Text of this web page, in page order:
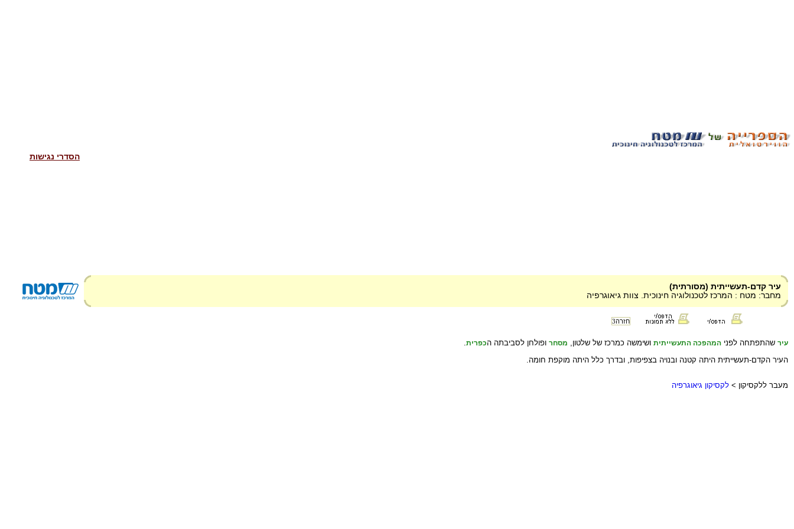
הסדרי נגישות
עיר קדם-תעשייתית (מסורתית)
מחבר: מטח : המרכז לטכנולוגיה חינוכית. צוות גיאוגרפיה
חזרה3
עיר שהתפתחה לפני המהפכה התעשייתית ושימשה כמרכז של שלטון, מסחר ופולחן לסביבתה הכפרית.
העיר הקדם-תעשייתית היתה קטנה ובנויה בצפיפות, ובדרך כלל היתה מוקפת חומה.
מעבר ללקסיקון > לקסיקון גיאוגרפיה